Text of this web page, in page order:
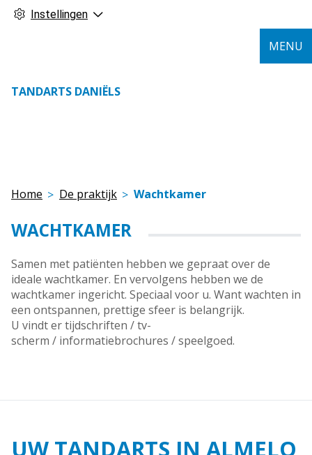
Instellingen
TANDARTS DANIËLS
MENU
Home De praktijk Wachtkamer
WACHTKAMER
Samen met patiënten hebben we gepraat over de
ideale wachtkamer. En vervolgens hebben we de
wachtkamer ingericht. Speciaal voor u. Want wachten in
een ontspannen, prettige sfeer is belangrijk.
U vindt er tijdschriften / tv-
scherm / informatiebrochures / speelgoed.
UW TANDARTS IN ALMELO